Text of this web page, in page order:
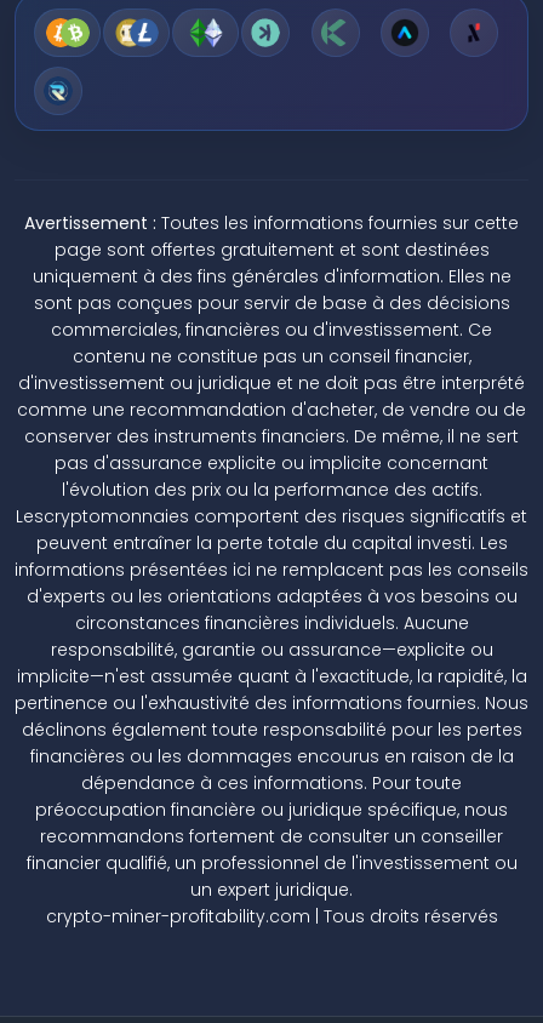
Avertissement : Toutes les informations fournies sur cette
page sont offertes gratuitement et sont destinées
uniquement à des fins générales d'information. Elles ne
sont pas conçues pour servir de base à des décisions
commerciales, financières ou d'investissement. Ce
contenu ne constitue pas un conseil financier,
d'investissement ou juridique et ne doit pas être interprété
comme une recommandation d'acheter, de vendre ou de
conserver des instruments financiers. De même, il ne sert
pas d'assurance explicite ou implicite concernant
l'évolution des prix ou la performance des actifs.
Lescryptomonnaies comportent des risques significatifs et
peuvent entraîner la perte totale du capital investi. Les
informations présentées ici ne remplacent pas les conseils
d'experts ou les orientations adaptées à vos besoins ou
circonstances financières individuels. Aucune
responsabilité, garantie ou assurance—explicite ou
implicite—n'est assumée quant à l'exactitude, la rapidité, la
pertinence ou l'exhaustivité des informations fournies. Nous
déclinons également toute responsabilité pour les pertes
financières ou les dommages encourus en raison de la
dépendance à ces informations. Pour toute
préoccupation financière ou juridique spécifique, nous
recommandons fortement de consulter un conseiller
financier qualifié, un professionnel de l'investissement ou
un expert juridique.
crypto-miner-profitability.com | Tous droits réservés